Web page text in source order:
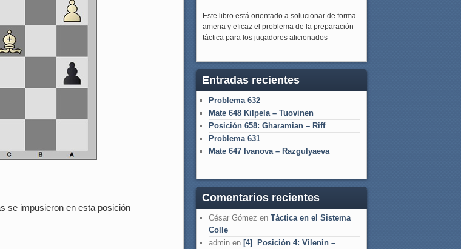
se impusieron en esta posición
Este libro está orientado a solucionar de forma
amena y eficaz el problema de la preparación
táctica para los jugadores aficionados
Entradas recientes
Problema 632
Mate 648 Kilpela – Tuovinen
Posición 658: Gharamian – Riff
Problema 631
Mate 647 Ivanova – Razgulyaeva
Comentarios recientes
César Gómez en Táctica en el Sistema
Colle
admin en [4] Posición 4: Vilenin –